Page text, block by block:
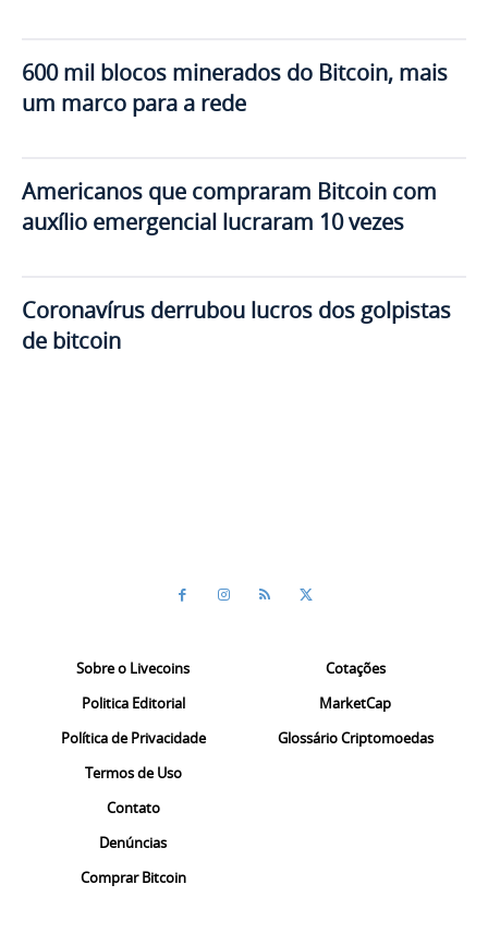
600 mil blocos minerados do Bitcoin, mais
um marco para a rede
Americanos que compraram Bitcoin com
auxílio emergencial lucraram 10 vezes
Coronavírus derrubou lucros dos golpistas
de bitcoin
Sobre o Livecoins
Politica Editorial
Política de Privacidade
Termos de Uso
Contato
Denúncias
Comprar Bitcoin
Cotações
MarketCap
Glossário Criptomoedas